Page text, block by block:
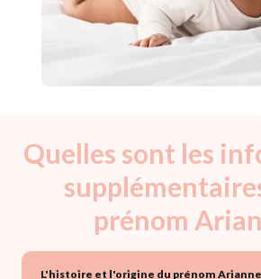
Quelles sont les
prénom
L'histoire et l'origine du prénom Arianne